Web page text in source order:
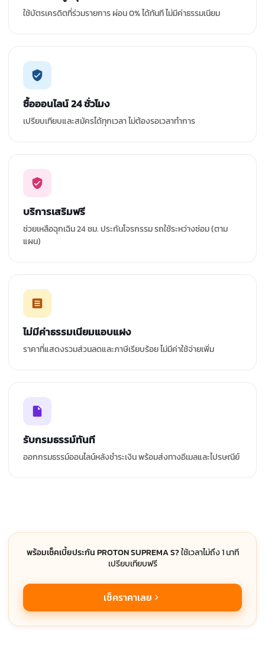
ใช้บัตรเครดิตที่ร่วมรายการ ผ่อน 0% ได้ทันที ไม่มีค่าธรรมเนียม
ซื้อออนไลน์ 24 ชั่วโมง
เปรียบเทียบและสมัครได้ทุกเวลา ไม่ต้องรอเวลาทำการ
บริการเสริมฟรี
ช่วยเหลือฉุกเฉิน 24 ชม. ประกันโจรกรรม รถใช้ระหว่างซ่อม (ตาม
แผน)
ไม่มีค่าธรรมเนียมแอบแฝง
ราคาที่แสดงรวมส่วนลดและภาษีเรียบร้อย ไม่มีค่าใช้จ่ายเพิ่ม
รับกรมธรรม์ทันที
ออกกรมธรรม์ออนไลน์หลังชำระเงิน พร้อมส่งทางอีเมลและไปรษณีย์
พร้อมเช็คเบี้ยประกัน PROTON SUPREMA S?ใช้เวลาไม่ถึง 1 นาที
เปรียบเทียบฟรี
เช็คราคาเลย